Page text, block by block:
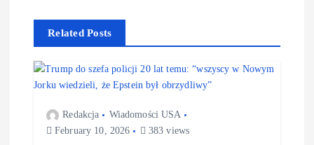
Related Posts
Redakcja
Wiadomości USA
February 10, 2026
383 views